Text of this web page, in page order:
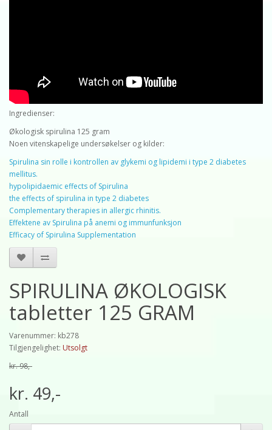
Ingredienser:
Økologisk spirulina 125 gram
Noen vitenskapelige undersøkelser og kilder:
Spirulina sin rolle i kontrollen av glykemi og lipidemi i type 2 diabetes
mellitus.
hypolipidaemic effects of Spirulina
the effects of spirulina in type 2 diabetes
Complementary therapies in allergic rhinitis.
Effektene av Spirulina på anemi og immunfunksjon
Efficacy of Spirulina Supplementation
SPIRULINA ØKOLOGISK
tabletter 125 GRAM
Varenummer: kb278
Tilgjengelighet: Utsolgt
kr. 98,-
kr. 49,-
Antall